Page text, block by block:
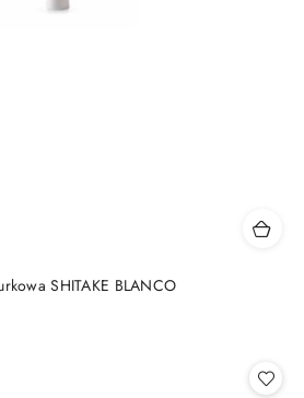
SHITAKE BLANCO